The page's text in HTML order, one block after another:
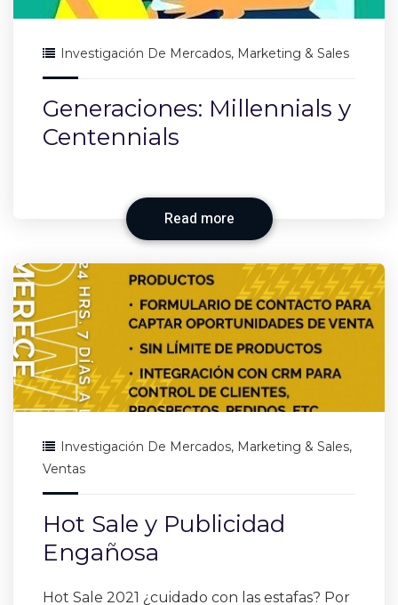
Investigación De Mercados, Marketing & Sales
Generaciones: Millennials y
Centennials
Read more
Investigación De Mercados, Marketing & Sales,
Ventas
Hot Sale y Publicidad
Engañosa
Hot Sale 2021 ¿cuidado con las estafas? Por